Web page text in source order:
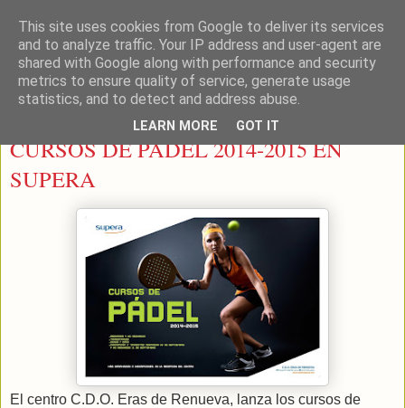
LEON PADEL
jueves, 11 de septiembre de 2014
CURSOS DE PADEL 2014-2015 EN
SUPERA
El centro C.D.O. Eras de Renueva, lanza los cursos de
This site uses cookies from Google to deliver its services
and to analyze traffic. Your IP address and user-agent are
shared with Google along with performance and security
metrics to ensure quality of service, generate usage
statistics, and to detect and address abuse.
LEARN MORE GOT IT